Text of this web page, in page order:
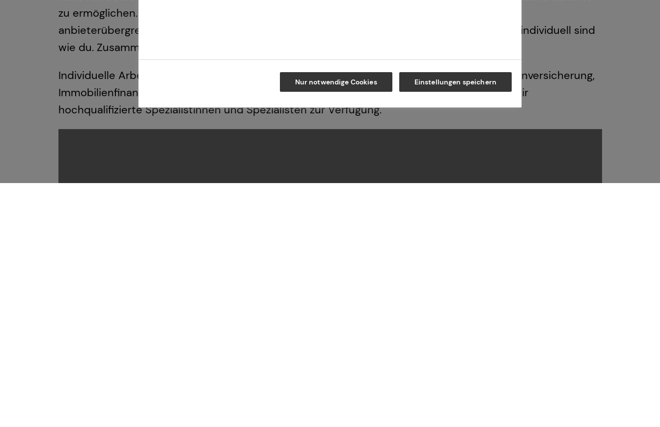
zu ermöglichen. Mit höchster Professionalität, einer hohen Produktvielfalt und einem
anbieterübergreifenden Produktauswahlprozess, erarbeiten wir passende Lösungen, die so individuell sind
wie du. Zusammen sind wir teamzukunft.
Individuelle Arbeitskraftabsicherung, betriebliche Altersvorsorge, Investment, private Krankenversicherung,
Immobilienfinanzierung und Kapitalanlageimmobilien – für jeden Beratungsbereich stehen dir
hochqualifizierte Spezialistinnen und Spezialisten zur Verfügung.
Nur notwendige Cookies Einstellungen speichern